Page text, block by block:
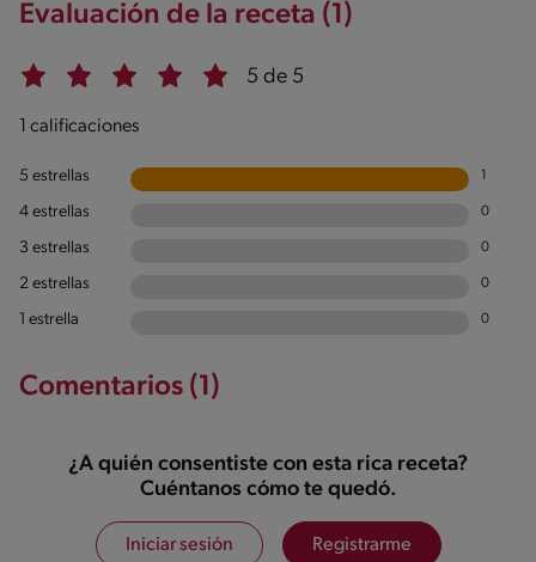
Evaluación de la receta (1)
5 de 5
1 calificaciones
5 estrellas
4 estrellas 0
3 estrellas 0
2 estrellas 0
1 estrella 0
Comentarios (1)
¿A quién consentiste con esta rica receta?
Cuéntanos cómo te quedó.
Iniciar sesión Registrarme